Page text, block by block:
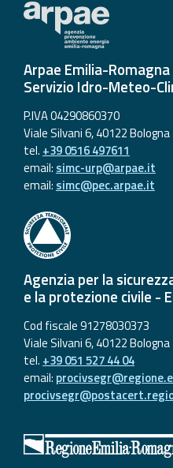
Allerta
Meteo
Emilia-
Romagna
Contatti
Arpae Emilia-
Servizio Idro-Meteo-
P.IVA 04290860370
Viale Silvani 6, 40122 Bologna
tel. +39 0516 497611
email: simc-urp@arpae.it
email: simc@pec.arpae.it
Agenzia per la
e la protezione civile -
Cod fiscale 91278030373
Viale Silvani 6, 40122 Bologna
tel. +39 051 527 44 04
email: